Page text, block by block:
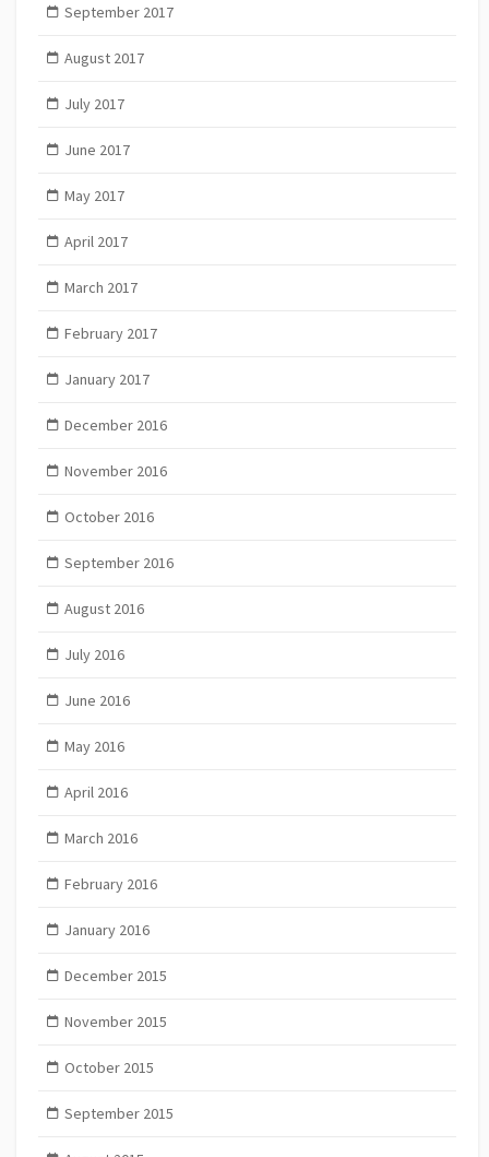
September 2017
August 2017
July 2017
June 2017
May 2017
April 2017
March 2017
February 2017
January 2017
December 2016
November 2016
October 2016
September 2016
August 2016
July 2016
June 2016
May 2016
April 2016
March 2016
February 2016
January 2016
December 2015
November 2015
October 2015
September 2015